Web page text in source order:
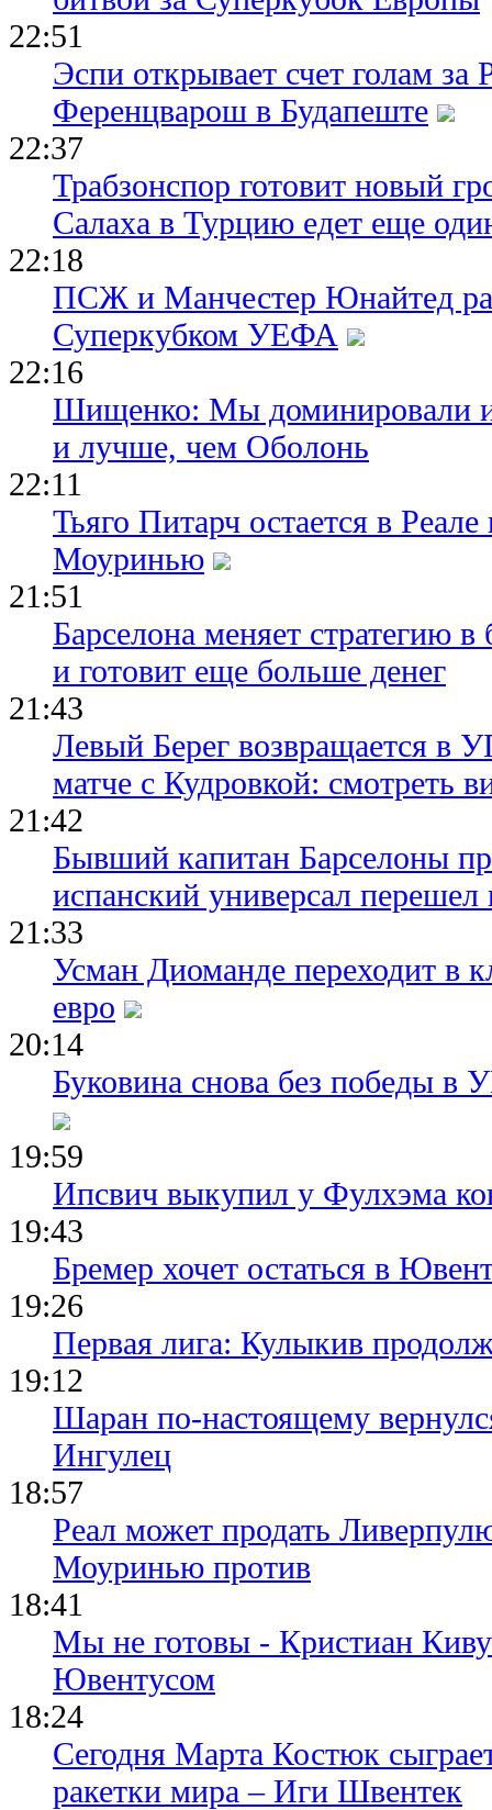
22:51
Эспи открывает счет голам
Ференцварош в Будапеште
22:37
Трабзонспор готовит новый
Салаха в Турцию едет еще
22:18
ПСЖ и Манчестер Юнайтед
Суперкубком УЕФА
22:16
Шищенко: Мы доминировали
и лучше, чем Оболонь
22:11
Тьяго Питарч остается в
Моуринью
21:51
Барселона меняет стратегию
и готовит еще больше денег
21:43
Левый Берег возвращается в
матче с Кудровкой: смотреть
21:42
Бывший капитан Барселоны
испанский универсал перешел
21:33
Усман Диоманде переходит в
евро
20:14
Буковина снова без победы
19:59
Ипсвич выкупил у Фулхэма
19:43
Бремер хочет остаться в
19:26
Первая лига: Кулыкив
19:12
Шаран по-настоящему
Ингулец
18:57
Реал может продать
Моуринью против
18:41
Мы не готовы - Кристиан
Ювентусом
18:24
Сегодня Марта Костюк
ракетки мира – Иги Швентек